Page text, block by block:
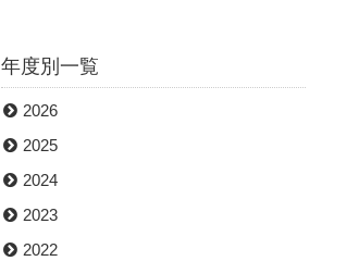
年度別一覧
2026
2025
2024
2023
2022